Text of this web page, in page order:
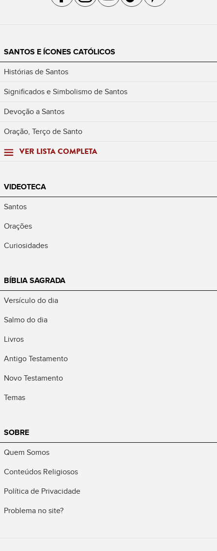
SANTOS E ÍCONES CATÓLICOS
Histórias de Santos
Significados e Simbolismo de Santos
Devoção a Santos
Oração, Terço de Santo
VER LISTA COMPLETA
VIDEOTECA
Santos
Orações
Curiosidades
BÍBLIA SAGRADA
Versículo do dia
Salmo do dia
Livros
Antigo Testamento
Novo Testamento
Temas
SOBRE
Quem Somos
Conteúdos Religiosos
Política de Privacidade
Problema no site?